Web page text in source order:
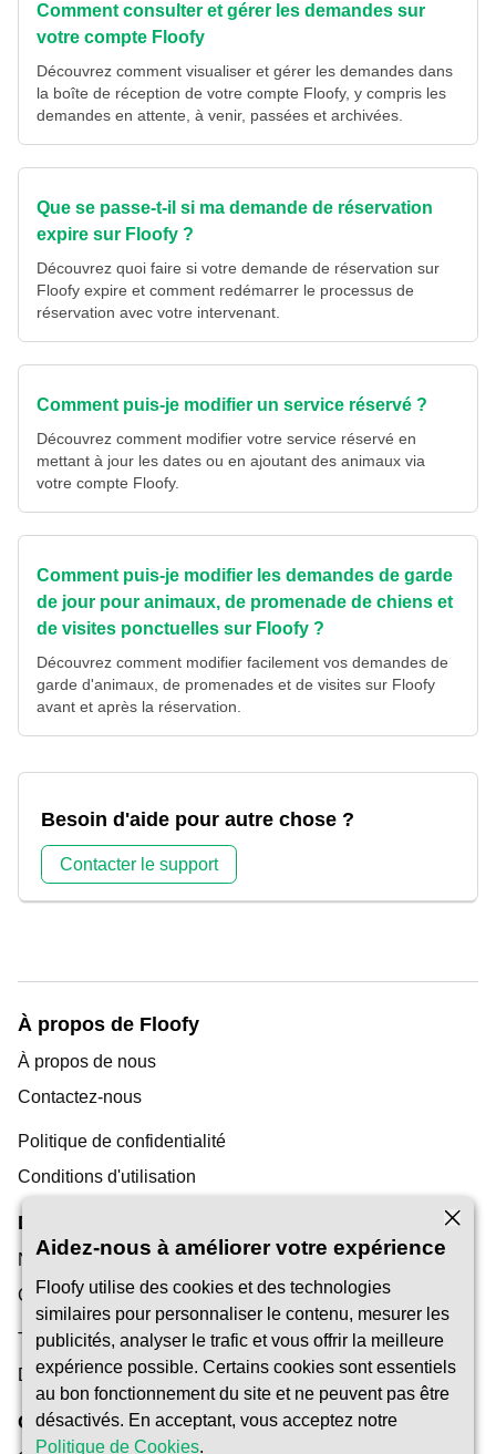
Comment consulter et gérer les demandes sur
votre compte Floofy
Découvrez comment visualiser et gérer les demandes dans
la boîte de réception de votre compte Floofy, y compris les
demandes en attente, à venir, passées et archivées.
Que se passe-t-il si ma demande de réservation
expire sur Floofy ?
Découvrez quoi faire si votre demande de réservation sur
Floofy expire et comment redémarrer le processus de
réservation avec votre intervenant.
Comment puis-je modifier un service réservé ?
Découvrez comment modifier votre service réservé en
mettant à jour les dates ou en ajoutant des animaux via
votre compte Floofy.
Comment puis-je modifier les demandes de garde
de jour pour animaux, de promenade de chiens et
de visites ponctuelles sur Floofy ?
Découvrez comment modifier facilement vos demandes de
garde d'animaux, de promenades et de visites sur Floofy
avant et après la réservation.
Besoin d'aide pour autre chose ?
Contacter le support
À propos de Floofy
À propos de nous
Contactez-nous
Politique de confidentialité
Conditions d'utilisation
Découverte
Notre blog
Centre d'aide
Trouver un gardien d'animaux
Devenir Pet Carer
Confiance et Sécurité
Aidez-nous à améliorer votre expérience
Floofy utilise des cookies et des technologies
similaires pour personnaliser le contenu, mesurer les
publicités, analyser le trafic et vous offrir la meilleure
expérience possible. Certains cookies sont essentiels
au bon fonctionnement du site et ne peuvent pas être
désactivés. En acceptant, vous acceptez notre
Politique de Cookies.